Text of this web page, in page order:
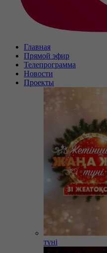
Главная
Прямой эфир
Телепрограмма
Новости
Проекты
түні